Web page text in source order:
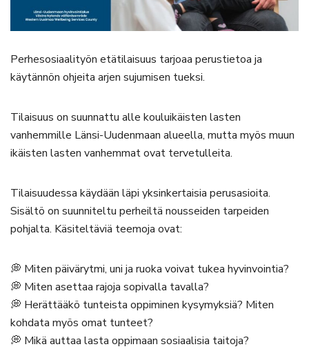
Perhesosiaalityön etätilaisuus tarjoaa perustietoa ja
käytännön ohjeita arjen sujumisen tueksi.
Tilaisuus on suunnattu alle kouluikäisten lasten
vanhemmille Länsi-Uudenmaan alueella, mutta myös muun
ikäisten lasten vanhemmat ovat tervetulleita.
Tilaisuudessa käydään läpi yksinkertaisia perusasioita.
Sisältö on suunniteltu perheiltä nousseiden tarpeiden
pohjalta. Käsiteltäviä teemoja ovat:
💭 Miten päivärytmi, uni ja ruoka voivat tukea hyvinvointia?
💭 Miten asettaa rajoja sopivalla tavalla?
💭 Herättääkö tunteista oppiminen kysymyksiä? Miten
kohdata myös omat tunteet?
💭 Mikä auttaa lasta oppimaan sosiaalisia taitoja?